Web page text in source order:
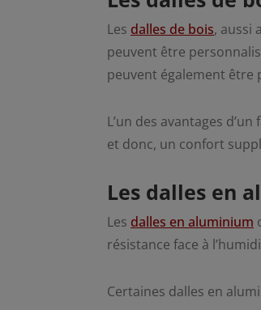
Les dalles de bois, aussi
peuvent être
peuvent également être
L’un des avantages
et donc, un confort
Les dalles en
Les dalles en aluminium
résistance face à
Certaines dalles en